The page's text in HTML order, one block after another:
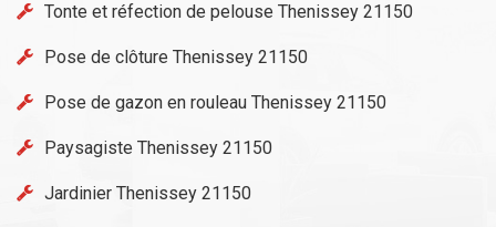
Tonte et réfection de pelouse Thenissey 21150
Pose de clôture Thenissey 21150
Pose de gazon en rouleau Thenissey 21150
Paysagiste Thenissey 21150
Jardinier Thenissey 21150